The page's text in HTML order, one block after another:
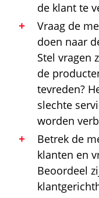
de klant te
Vraag de
doen naar
Stel vragen
de
tevreden?
slechte
worden
Betrek de
klanten en
Beoordeel